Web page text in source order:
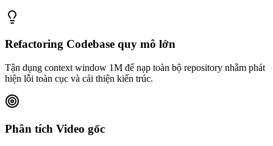
Refactoring Codebase quy mô lớn
Tận dụng context window 1M để nạp toàn bộ repository nhằm phát
hiện lỗi toàn cục và cải thiện kiến trúc.
Phân tích Video gốc